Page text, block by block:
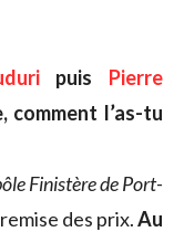
puis Pierre
comment l’as-tu
Finistère de Port-
des prix.Au